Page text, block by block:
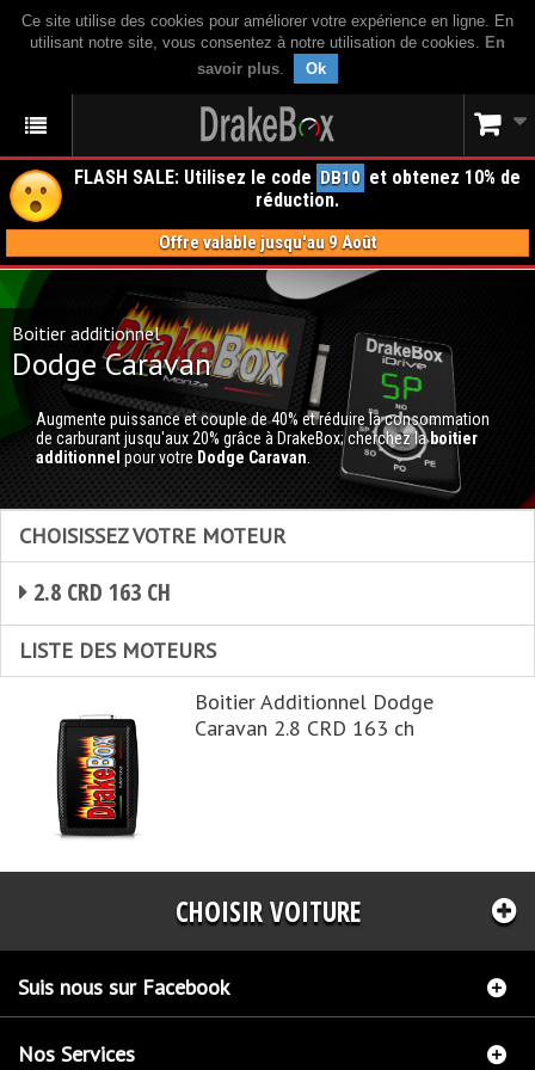
Ce site utilise des cookies pour améliorer votre expérience en ligne. En
utilisant notre site, vous consentez à notre utilisation de cookies. En
savoir plus. Ok
FLASH SALE: Utilisez le code DB10 et obtenez 10% de
réduction.
Offre valable jusqu'au 9 Août
Boitier additionnel
Dodge Caravan
Augmente puissance et couple de 40% et réduire la consommation
de carburant jusqu'aux 20% grâce à DrakeBox; cherchez laboitier
additionnel pour votre Dodge Caravan
CHOISISSEZ VOTRE MOTEUR
2.8 CRD 163 CH
LISTE DES MOTEURS
Boitier Additionnel Dodge
Caravan 2.8 CRD 163 ch
CHOISIR VOITURE
Suis nous sur Facebook
Nos Services